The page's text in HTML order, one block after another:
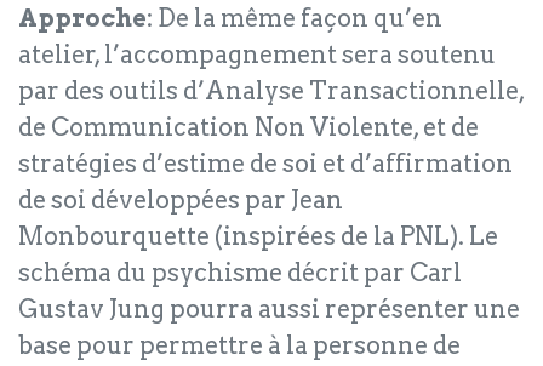
Approche: De la même façon qu’en
atelier, l’accompagnement sera soutenu
par des outils d’Analyse Transactionnelle,
de Communication Non Violente, et de
stratégies d’estime de soi et d’affirmation
de soi développées par Jean
Monbourquette (inspirées de la PNL). Le
schéma du psychisme décrit par Carl
Gustav Jung pourra aussi représenter une
base pour permettre à la personne de